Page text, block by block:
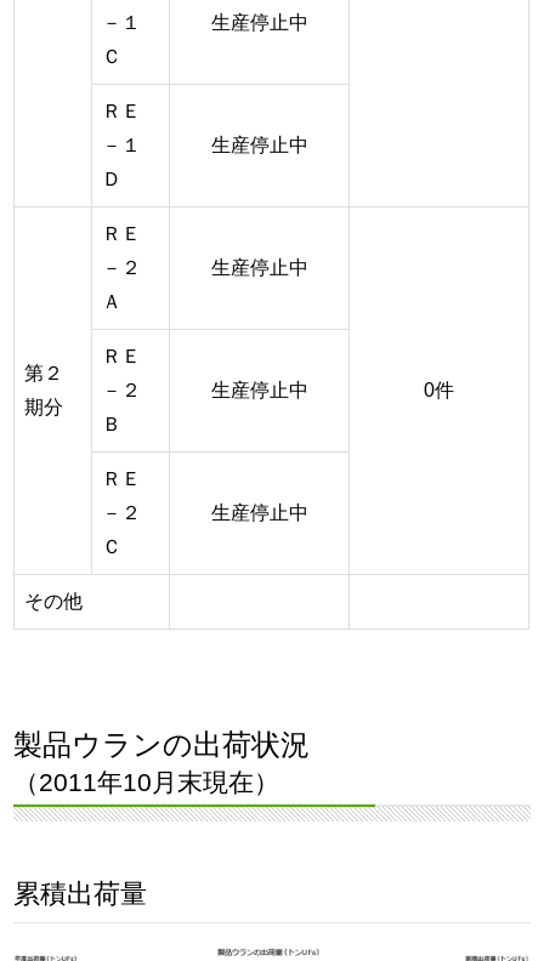
－１
Ｃ
生産停止中
ＲＥ
－１
Ｄ
生産停止中
第２
期分
ＲＥ
－２
Ａ
生産停止中
0件
ＲＥ
－２
Ｂ
生産停止中
ＲＥ
－２
Ｃ
生産停止中
その他
製品ウランの出荷状況
（2011年10月末現在）
累積出荷量